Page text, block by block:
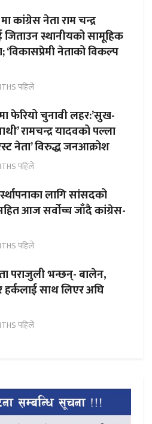
कांग्रेस नेता राम चन्द्र
जिताउन स्थानीयको सामूहिक
‘विकासप्रेमी नेताको विकल्प
पहिले
फेरियो चुनावी लहर:’सुख-
रामचन्द्र यादवको पल्ला
नेता’ विरुद्ध जनआक्रोश
पहिले
लागि सांसदको
आज सर्वोच्च जाँदै कांग्रेस-
पहिले
पराजुली भन्छन्- बालेन,
साथ लिएर अघि
पहिले